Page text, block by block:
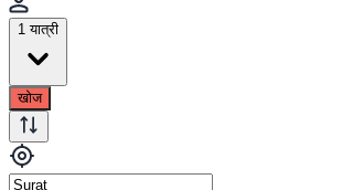
1 यात्री
खोज